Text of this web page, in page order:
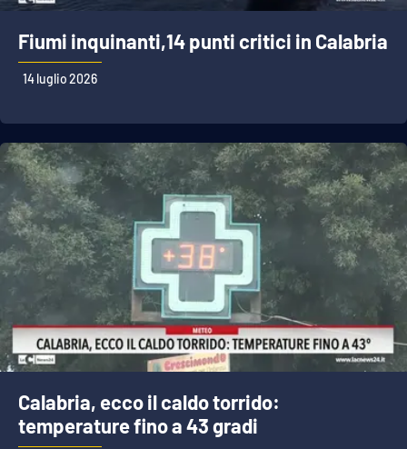
Fiumi inquinanti,14 punti critici in Calabria
14 luglio 2026
Calabria, ecco il caldo torrido:
temperature fino a 43 gradi